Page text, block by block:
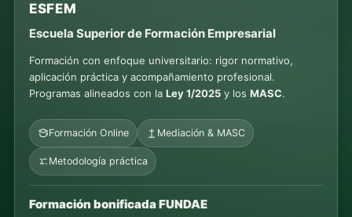
ESFEM
Escuela Superior de Formación Empresarial
Formación con enfoque universitario: rigor normativo,
aplicación práctica y acompañamiento profesional.
Programas alineados con la Ley 1/2025 y los MASC.
Formación Online Mediación & MASC
Metodología práctica
Formación bonificada FUNDAE